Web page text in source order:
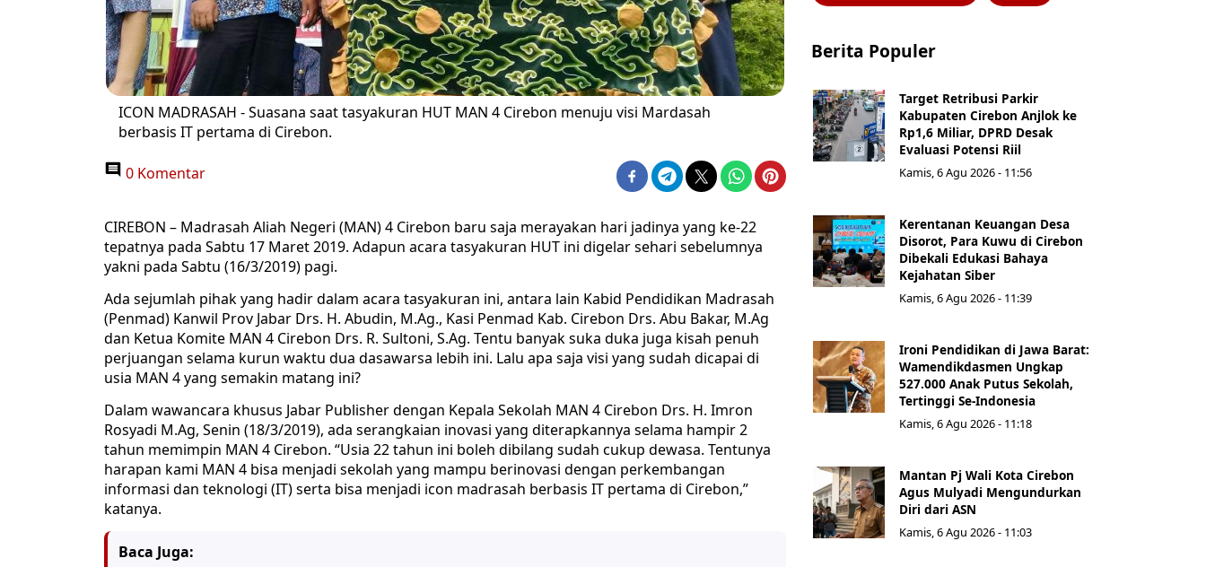
ICON MADRASAH - Suasana saat tasyakuran HUT MAN 4 Cirebon menuju visi Mardasah
berbasis IT pertama di Cirebon.
0 Komentar
CIREBON – Madrasah Aliah Negeri (MAN) 4 Cirebon baru saja merayakan hari jadinya yang ke-22
tepatnya pada Sabtu 17 Maret 2019. Adapun acara tasyakuran HUT ini digelar sehari sebelumnya
yakni pada Sabtu (16/3/2019) pagi.
Ada sejumlah pihak yang hadir dalam acara tasyakuran ini, antara lain Kabid Pendidikan Madrasah
(Penmad) Kanwil Prov Jabar Drs. H. Abudin, M.Ag., Kasi Penmad Kab. Cirebon Drs. Abu Bakar, M.Ag
dan Ketua Komite MAN 4 Cirebon Drs. R. Sultoni, S.Ag. Tentu banyak suka duka juga kisah penuh
perjuangan selama kurun waktu dua dasawarsa lebih ini. Lalu apa saja visi yang sudah dicapai di
usia MAN 4 yang semakin matang ini?
Dalam wawancara khusus Jabar Publisher dengan Kepala Sekolah MAN 4 Cirebon Drs. H. Imron
Rosyadi M.Ag, Senin (18/3/2019), ada serangkaian inovasi yang diterapkannya selama hampir 2
tahun memimpin MAN 4 Cirebon. “Usia 22 tahun ini boleh dibilang sudah cukup dewasa. Tentunya
harapan kami MAN 4 bisa menjadi sekolah yang mampu berinovasi dengan perkembangan
informasi dan teknologi (IT) serta bisa menjadi icon madrasah berbasis IT pertama di Cirebon,”
katanya.
Baca Juga:
Berita Populer
Target Retribusi Parkir
Kabupaten Cirebon Anjlok ke
Rp1,6 Miliar, DPRD Desak
Evaluasi Potensi Riil
Kamis, 6 Agu 2026 - 11:56
Kerentanan Keuangan Desa
Disorot, Para Kuwu di Cirebon
Dibekali Edukasi Bahaya
Kejahatan Siber
Kamis, 6 Agu 2026 - 11:39
Ironi Pendidikan di Jawa Barat:
Wamendikdasmen Ungkap
527.000 Anak Putus Sekolah,
Tertinggi Se-Indonesia
Kamis, 6 Agu 2026 - 11:18
Mantan Pj Wali Kota Cirebon
Agus Mulyadi Mengundurkan
Diri dari ASN
Kamis, 6 Agu 2026 - 11:03